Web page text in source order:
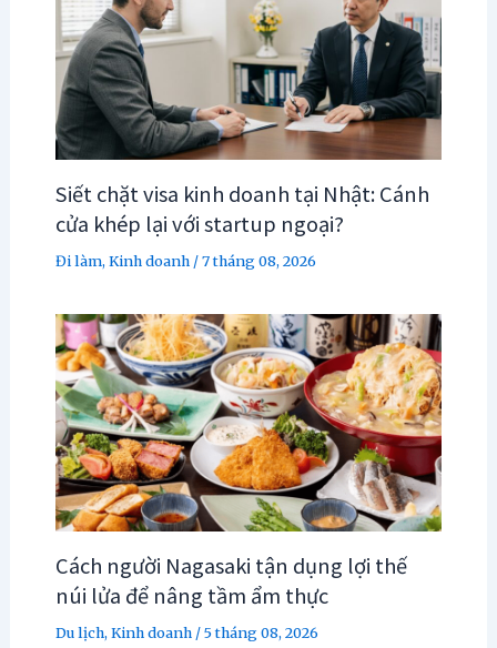
Siết chặt visa kinh doanh tại Nhật: Cánh
cửa khép lại với startup ngoại?
Đi làm,Kinh doanh/7 tháng 08, 2026
Cách người Nagasaki tận dụng lợi thế
núi lửa để nâng tầm ẩm thực
Du lịch,Kinh doanh/5 tháng 08, 2026